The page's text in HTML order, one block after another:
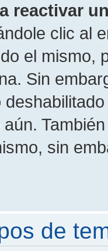
reactivar
clic al
el mismo,
Sin
sin
de